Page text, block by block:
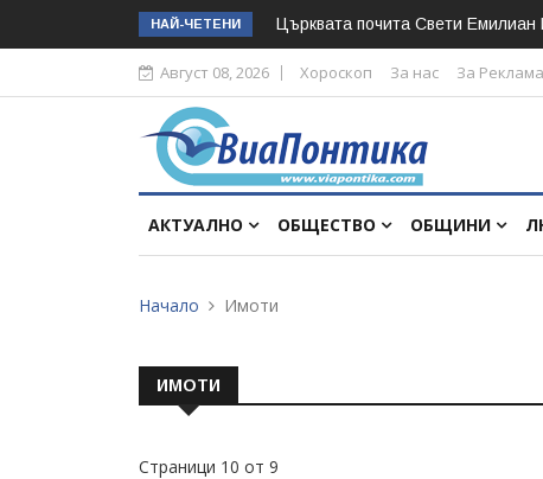
НАЙ-ЧЕТЕНИ Църквата почита Свeти
Август 08, 2026 Хороскоп За нас За Реклама
АКТУАЛНО ОБЩЕСТВО ОБЩИНИ
Начало Имоти
ИМОТИ
Страници 10 от 9